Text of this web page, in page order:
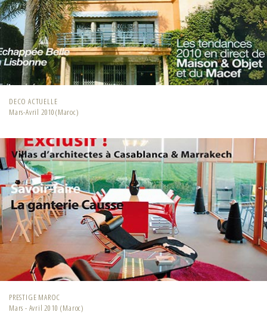
DECO ACTUELLE
Mars-Avril 2010(Maroc)
PRESTIGE MAROC
Mars - Avril 2010 (Maroc)